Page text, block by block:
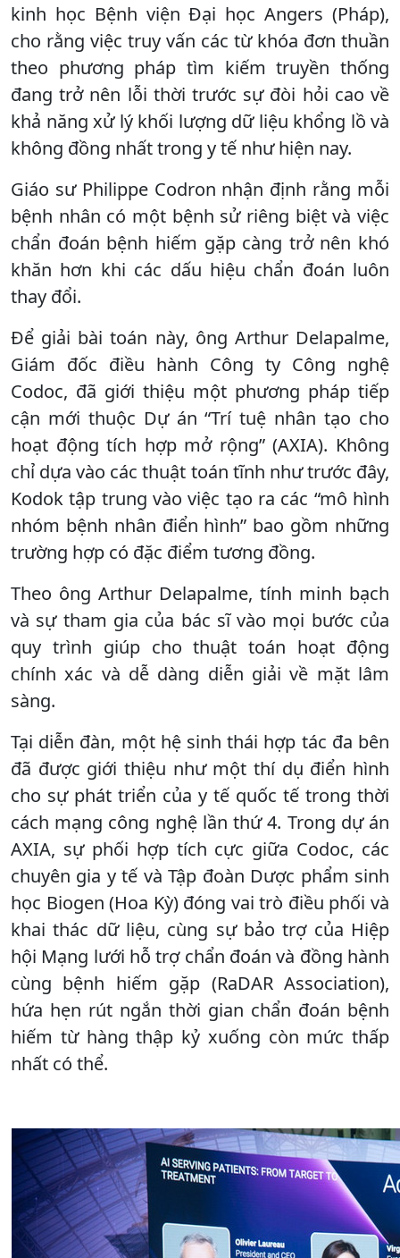
kinh học Bệnh viện Đại học Angers (Pháp),
cho rằng việc truy vấn các từ khóa đơn thuần
theo phương pháp tìm kiếm truyền thống
đang trở nên lỗi thời trước sự đòi hỏi cao về
khả năng xử lý khối lượng dữ liệu khổng lồ và
không đồng nhất trong y tế như hiện nay.
Giáo sư Philippe Codron nhận định rằng mỗi
bệnh nhân có một bệnh sử riêng biệt và việc
chẩn đoán bệnh hiếm gặp càng trở nên khó
khăn hơn khi các dấu hiệu chẩn đoán luôn
thay đổi.
Để giải bài toán này, ông Arthur Delapalme,
Giám đốc điều hành Công ty Công nghệ
Codoc, đã giới thiệu một phương pháp tiếp
cận mới thuộc Dự án “Trí tuệ nhân tạo cho
hoạt động tích hợp mở rộng” (AXIA). Không
chỉ dựa vào các thuật toán tĩnh như trước đây,
Kodok tập trung vào việc tạo ra các “mô hình
nhóm bệnh nhân điển hình” bao gồm những
trường hợp có đặc điểm tương đồng.
Theo ông Arthur Delapalme, tính minh bạch
và sự tham gia của bác sĩ vào mọi bước của
quy trình giúp cho thuật toán hoạt động
chính xác và dễ dàng diễn giải về mặt lâm
sàng.
Tại diễn đàn, một hệ sinh thái hợp tác đa bên
đã được giới thiệu như một thí dụ điển hình
cho sự phát triển của y tế quốc tế trong thời
cách mạng công nghệ lần thứ 4. Trong dự án
AXIA, sự phối hợp tích cực giữa Codoc, các
chuyên gia y tế và Tập đoàn Dược phẩm sinh
học Biogen (Hoa Kỳ) đóng vai trò điều phối và
khai thác dữ liệu, cùng sự bảo trợ của Hiệp
hội Mạng lưới hỗ trợ chẩn đoán và đồng hành
cùng bệnh hiếm gặp (RaDAR Association),
hứa hẹn rút ngắn thời gian chẩn đoán bệnh
hiếm từ hàng thập kỷ xuống còn mức thấp
nhất có thể.